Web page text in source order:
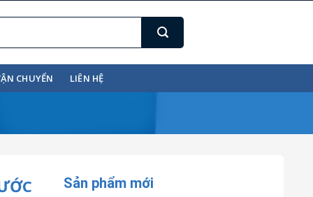
CHUYỂN LIÊN HỆ
Sản phẩm mới